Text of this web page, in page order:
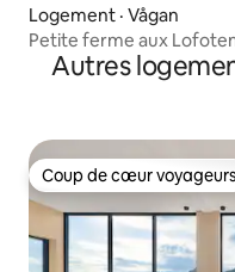
Logement · Vågan
Petite ferme aux Lofoten
Nature
Autres
Coup de cœur
Coup de cœur voyageurs